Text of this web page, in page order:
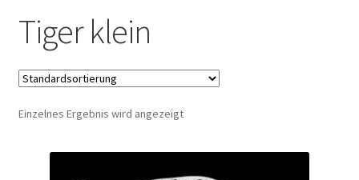
Mein Konto
Kontakt
Tiger klein
Einzelnes Ergebnis wird angezeigt